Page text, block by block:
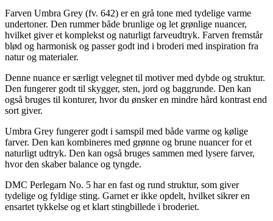
Farven Umbra Grey (fv. 642) er en grå tone med tydelige varme
undertoner. Den rummer både brunlige og let grønlige nuancer,
hvilket giver et komplekst og naturligt farveudtryk. Farven fremstår
blød og harmonisk og passer godt ind i broderi med inspiration fra
natur og materialer.
Denne nuance er særligt velegnet til motiver med dybde og struktur.
Den fungerer godt til skygger, sten, jord og baggrunde. Den kan
også bruges til konturer, hvor du ønsker en mindre hård kontrast end
sort giver.
Umbra Grey fungerer godt i samspil med både varme og kølige
farver. Den kan kombineres med grønne og brune nuancer for et
naturligt udtryk. Den kan også bruges sammen med lysere farver,
hvor den skaber balance og tyngde.
DMC Perlegarn No. 5 har en fast og rund struktur, som giver
tydelige og fyldige sting. Garnet er ikke opdelt, hvilket sikrer en
ensartet tykkelse og et klart stingbillede i broderiet.